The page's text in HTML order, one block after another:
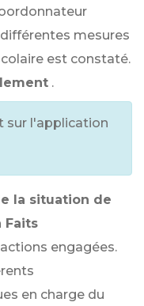
mesures
est constaté.
.
sur l'application
la situation de
Faits
engagées.
en charge du